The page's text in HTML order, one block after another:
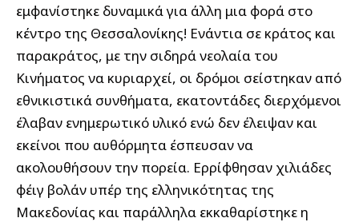
εμφανίστηκε δυναμικά για άλλη μια φορά στο
κέντρο της Θεσσαλονίκης! Ενάντια σε κράτος και
παρακράτος, με την σιδηρά νεολαία του
Κινήματος να κυριαρχεί, οι δρόμοι σείστηκαν από
εθνικιστικά συνθήματα, εκατοντάδες διερχόμενοι
έλαβαν ενημερωτικό υλικό ενώ δεν έλειψαν και
εκείνοι που αυθόρμητα έσπευσαν να
ακολουθήσουν την πορεία. Ερρίφθησαν χιλιάδες
φέιγ βολάν υπέρ της ελληνικότητας της
Μακεδονίας και παράλληλα εκκαθαρίστηκε η